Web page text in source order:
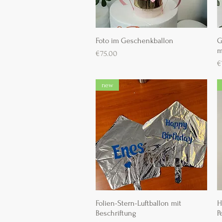
Schnellansicht
Foto im Geschenkballon
Preis
€75.00
Schnellansicht
new
Folien-Stern-Luftballon mit
Beschriftung